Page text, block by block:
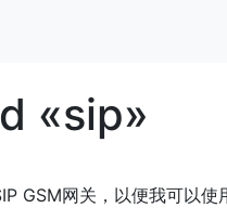
«sip»
GSM网关，以便我可以